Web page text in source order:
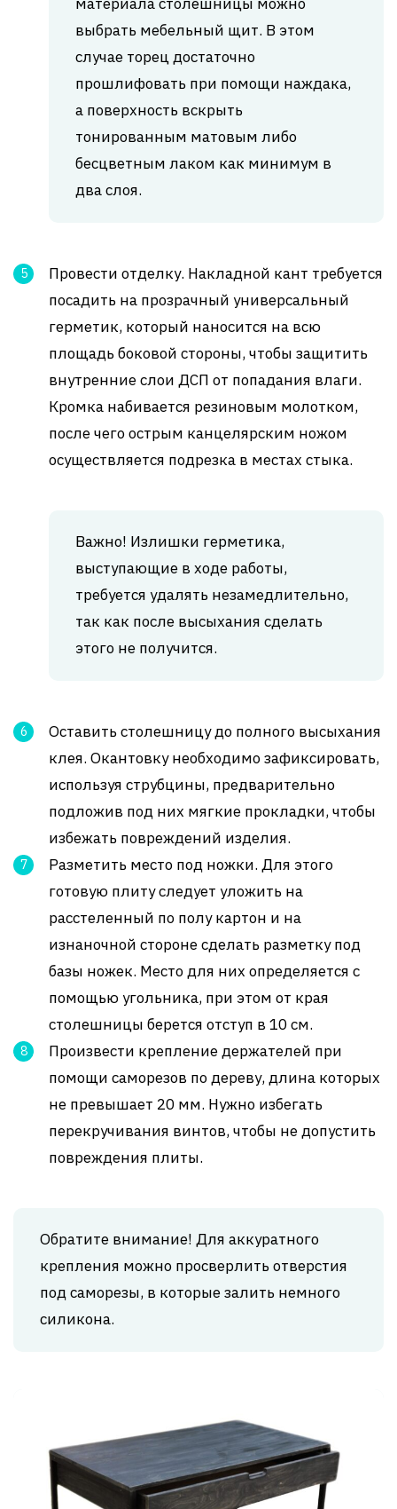
выбрать мебельный щит. В этом
случае торец достаточно
прошлифовать при помощи наждака,
а поверхность вскрыть
тонированным матовым либо
бесцветным лаком как минимум в
два слоя.
Провести отделку. Накладной кант требуется
посадить на прозрачный универсальный
герметик, который наносится на всю
площадь боковой стороны, чтобы защитить
внутренние слои ДСП от попадания влаги.
Кромка набивается резиновым молотком,
после чего острым канцелярским ножом
осуществляется подрезка в местах стыка.
Важно! Излишки герметика,
выступающие в ходе работы,
требуется удалять незамедлительно,
так как после высыхания сделать
этого не получится.
Оставить столешницу до полного высыхания
клея. Окантовку необходимо зафиксировать,
используя струбцины, предварительно
подложив под них мягкие прокладки, чтобы
избежать повреждений изделия.
Разметить место под ножки. Для этого
готовую плиту следует уложить на
расстеленный по полу картон и на
изнаночной стороне сделать разметку под
базы ножек. Место для них определяется с
помощью угольника, при этом от края
столешницы берется отступ в 10 см.
Произвести крепление держателей при
помощи саморезов по дереву, длина которых
не превышает 20 мм. Нужно избегать
перекручивания винтов, чтобы не допустить
повреждения плиты.
Обратите внимание! Для аккуратного
крепления можно просверлить отверстия
под саморезы, в которые залить немного
силикона.